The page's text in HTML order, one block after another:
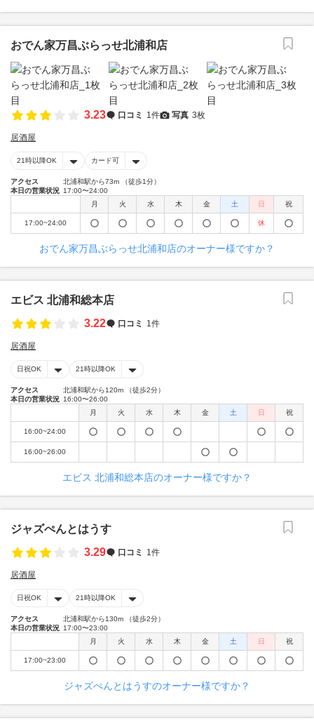
おでん家万昌ぶらっせ北浦和店
3.23 口コミ 1件 写真 3枚
居酒屋
21時以降OK カード可
アクセス
北浦和駅から73m （徒歩1分）
本日の営業状況 17:00〜24:00
月
火 水 木 金 土 日 祝
17:00~24:00 休
おでん家万昌ぶらっせ北浦和店のオーナー様ですか？
エビス 北浦和総本店
3.22
口コミ 1件
居酒屋
日祝OK 21時以降OK
アクセス
北浦和駅から120m （徒歩2分）
本日の営業状況 16:00〜26:00
月
火 水 木 金 土 日 祝
16:00~24:00
16:00~26:00
エビス 北浦和総本店のオーナー様ですか？
ジャズぺんとはうす
3.29
口コミ 1件
居酒屋
日祝OK 21時以降OK
アクセス
北浦和駅から130m （徒歩2分）
本日の営業状況 17:00〜23:00
月
火 水 木 金 土 日 祝
17:00~23:00
ジャズぺんとはうすのオーナー様ですか？